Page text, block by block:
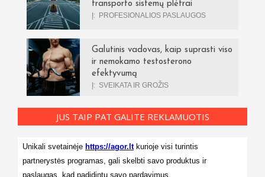
transporto sistemų plėtrai
Į: PROFESIONALIOS PASLAUGOS
Galutinis vadovas, kaip suprasti viso
ir nemokamo testosterono
efektyvumą
Į: SVEIKATA IR GROŽIS
JUS TAIP PAT GALITE REKLAMUOTIS
Unikali svetainėje https://agor.ltkurioje visi turintis
partnerystės programas, gali skelbti savo produktus ir
paslaugas, kad padidintu savo pardavimus.